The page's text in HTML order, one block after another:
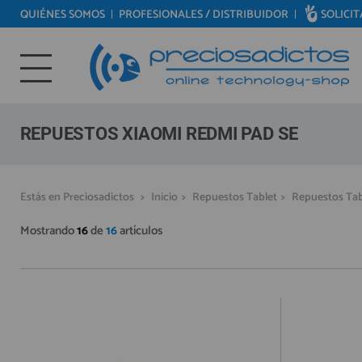
REPUESTOS MÓVILES
REPUESTOS TABLET
REPUESTOS VIDEOCONSOLAS
REPUESTOS OTROS DISPOSITIVOS
Bienvenid@ otra vez
YA SOY CLIENTE
Recordarme ¿Olvidó su contraseña?Recordar aquí
QUIÉNES SOMOS PROFESIONALES / DISTRIBUIDOR
REPUESTOS XIAOMI REDMI PAD SE
Estás en Preciosadictos > Inicio > Repuestos Tablet > Repuestos
Mostrando16de16artículos